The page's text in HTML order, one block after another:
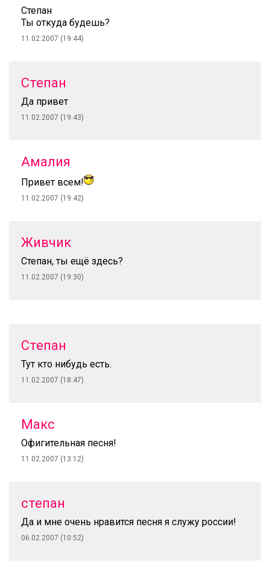
Степан
Ты откуда будешь?
11.02.2007 (19:44)
Степан
Да привет
11.02.2007 (19:43)
Амалия
Привет всем!
11.02.2007 (19:42)
Живчик
Степан, ты ещё здесь?
11.02.2007 (19:30)
Степан
Тут кто нибудь есть.
11.02.2007 (18:47)
Макс
Офигительная песня!
11.02.2007 (13:12)
степан
Да и мне очень нравится песня я служу россии!
06.02.2007 (10:52)